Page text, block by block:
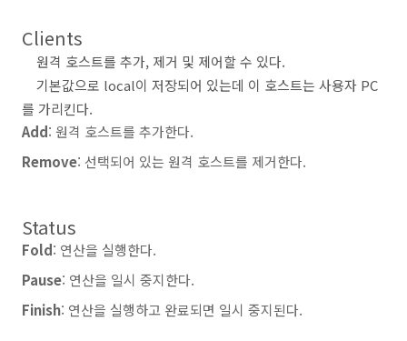
Clients
원격 호스트를 추가, 제거 및 제어할 수 있다.
기본값으로 local이 저장되어 있는데 이 호스트는 사용자 PC
를 가리킨다.
Add: 원격 호스트를 추가한다.
Remove: 선택되어 있는 원격 호스트를 제거한다.
Status
Fold: 연산을 실행한다.
Pause: 연산을 일시 중지한다.
Finish: 연산을 실행하고 완료되면 일시 중지된다.